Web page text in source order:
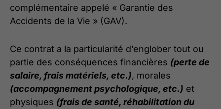
complémentaire appelé « Garantie des
Accidents de la Vie » (GAV).
Ce contrat a la particularité d’englober tout ou
partie des conséquences financières (perte de
salaire, frais matériels, etc.), morales
(accompagnement psychologique, etc.) et
physiques (frais de santé, réhabilitation du